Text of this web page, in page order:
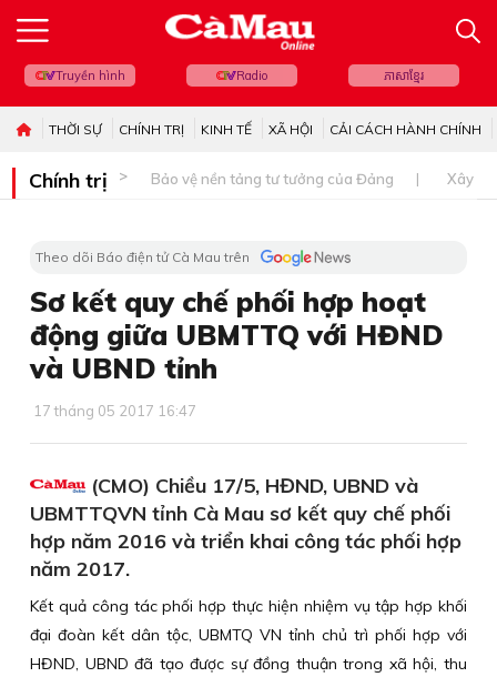
Truyền hình Radio ភាសាខ្មែរ
THỜI SỰ CHÍNH TRỊ KINH TẾ XÃ HỘI CẢI CÁCH HÀNH CHÍNH
Chính trị Bảo vệ nền tảng tư tưởng của Đảng Xây
Theo dõi Báo điện tử Cà Mau trên
Sơ kết quy chế phối hợp hoạt
động giữa UBMTTQ với HĐND
và UBND tỉnh
17 tháng 05 2017 16:47
(CMO) Chiều 17/5, HĐND, UBND và
UBMTTQVN tỉnh Cà Mau sơ kết quy chế phối
hợp năm 2016 và triển khai công tác phối hợp
năm 2017.
Kết quả công tác phối hợp thực hiện nhiệm vụ tập hợp khối
đại đoàn kết dân tộc, UBMTQ VN tỉnh chủ trì phối hợp với
HĐND, UBND đã tạo được sự đồng thuận trong xã hội, thu